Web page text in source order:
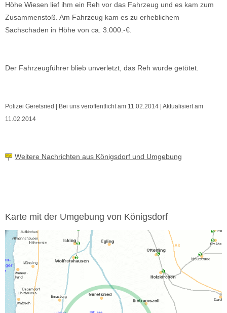
Höhe Wiesen lief ihm ein Reh vor das Fahrzeug und es kam zum
Zusammenstoß. Am Fahrzeug kam es zu erheblichem
Sachschaden in Höhe von ca. 3.000.-€.
Der Fahrzeugführer blieb unverletzt, das Reh wurde getötet.
Polizei Geretsried | Bei uns veröffentlicht am 11.02.2014 | Aktualisiert am
11.02.2014
Weitere Nachrichten aus Königsdorf und Umgebung
Karte mit der Umgebung von Königsdorf